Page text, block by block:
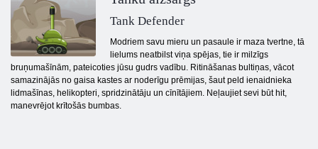
Tank Defender
Modriem savu mieru un pasaule ir maza tvertne, tā
lielums neatbilst viņa spējas, tie ir milzīgs
bruņumašīnām, pateicoties jūsu gudrs vadību. Ritināšanas bultiņas, vācot
samazinājās no gaisa kastes ar noderīgu prēmijas, šaut peld ienaidnieka
lidmašīnas, helikopteri, spridzinātāju un cīnītājiem. Neļaujiet sevi būt hit,
manevrējot krītošās bumbas.